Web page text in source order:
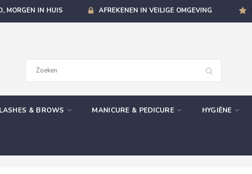
MORGEN IN HUIS AFREKENEN IN VEILIGE OMGEVING
LASHES & BROWS MANICURE & PEDICURE HYGIËNE